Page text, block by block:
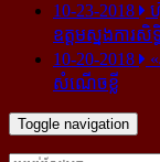
10-23-2018
ឧត្តម​ស្នងការ​
10-20-2018
សំណើចខ្លី
Toggle navigation